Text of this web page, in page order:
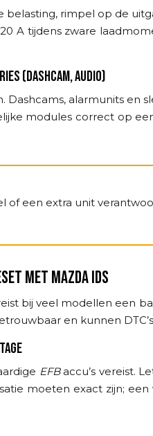
rimpel op de
A tijdens zware
(DASHCAM, AUDIO)
alarmunits en
modules correct op
of een extra unit
MET MAZDA IDS
bij veel modellen een
en kunnen
EFBaccu’s vereist.
moeten exact zijn;